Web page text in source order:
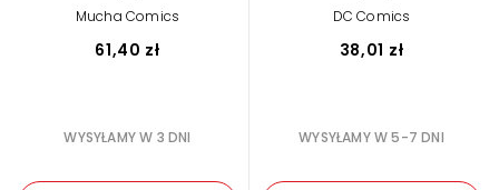
Mucha Comics
61,40 zł
WYSYŁAMY W 3 DNI
DC Comics
38,01 zł
WYSYŁAMY W 5-7 DNI